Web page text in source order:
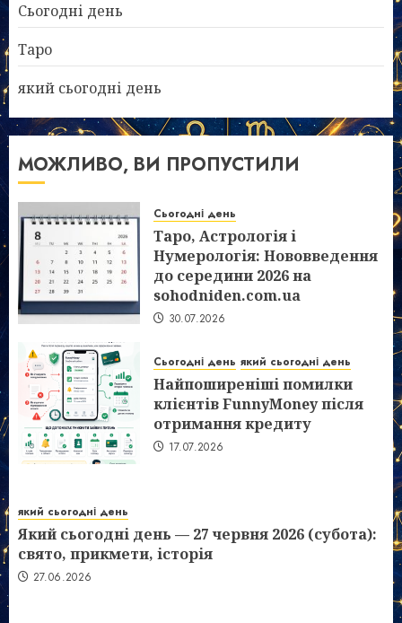
Сьогодні день
Таро
який сьогодні день
МОЖЛИВО, ВИ ПРОПУСТИЛИ
Сьогодні день
Таро, Астрологія і
Нумерологія: Нововведення
до середини 2026 на
sohodniden.com.ua
30.07.2026
Сьогодні день який сьогодні день
Найпоширеніші помилки
клієнтів FunnyMoney після
отримання кредиту
17.07.2026
який сьогодні день
Який сьогодні день — 27 червня 2026 (субота):
свято, прикмети, історія
27.06.2026